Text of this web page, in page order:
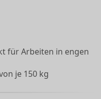
für Arbeiten in engen
je 150 kg